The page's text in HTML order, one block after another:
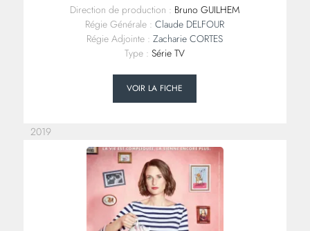
Direction de production : Bruno GUILHEM
Régie Générale : Claude DELFOUR
Régie Adjointe : Zacharie CORTES
Type : Série TV
VOIR LA FICHE
2019